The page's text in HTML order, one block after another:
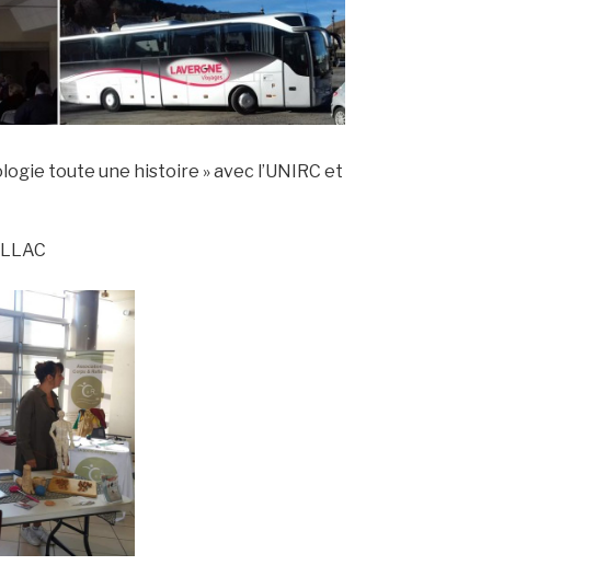
toute une histoire » avec l’UNIRC et